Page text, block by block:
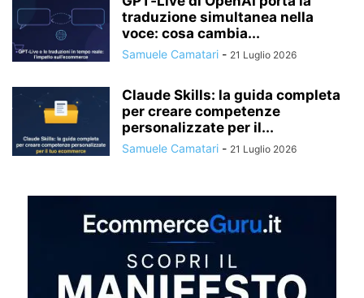
traduzione simultanea nella
voce: cosa cambia...
Samuele Camatari - 21 Luglio 2026
Claude Skills: la guida completa
per creare competenze
personalizzate per il...
Samuele Camatari - 21 Luglio 2026